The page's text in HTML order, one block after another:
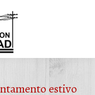
estivo